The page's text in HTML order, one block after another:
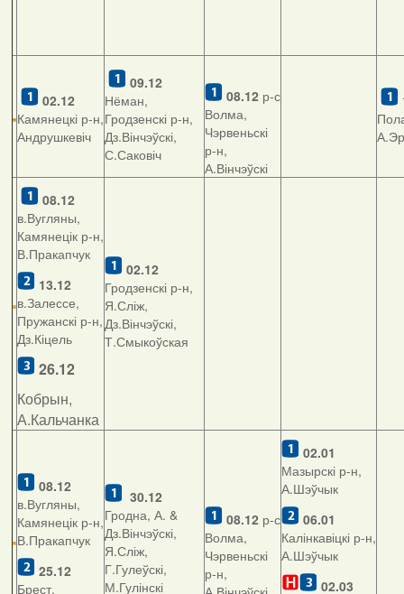
02.12
Камянецкі р-н,
Андрушкевіч
09.12
Нёман,
Гродзенскі р-н,
Дз.Вінчэўскі,
С.Саковіч
08.12 р-с
Волма,
Чэрвеньскі
р-н,
А.Вінчэўскі
08.12
в.Вугляны,
Камянецік р-н,
В.Пракапчук
13.12
в.Залессе,
Пружанскі р-н,
Дз.Кіцель
26.12
Кобрын,
А.Кальчанка
02.12
Гродзенскі р-н,
Я.Сліж,
Дз.Вінчэўскі,
Т.Смыкоўская
08.12
в.Вугляны,
Камянецік р-н,
В.Пракапчук
25.12
Брест,
30.12
Гродна, А. &
Дз.Вінчэўскі,
Я.Сліж,
Г.Гулеўскі,
М.Гулінскі
08.12 р-с
Волма,
Чэрвеньскі
р-н,
02.01
Мазырскі р-н,
А.Шэўчык
06.01
Калінкавіцкі р-н,
А.Шэўчык
02.03